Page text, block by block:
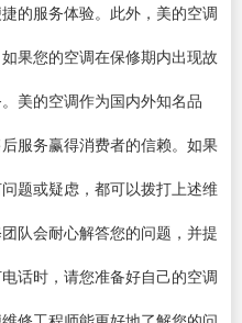
的服务体验。此外，美的空调
果您的空调在保修期内出现故
美的空调作为国内外知名品
服务赢得消费者的信赖。如果
题或疑虑，都可以拨打上述维
队会耐心解答您的问题，并提
话时，请您准备好自己的空调